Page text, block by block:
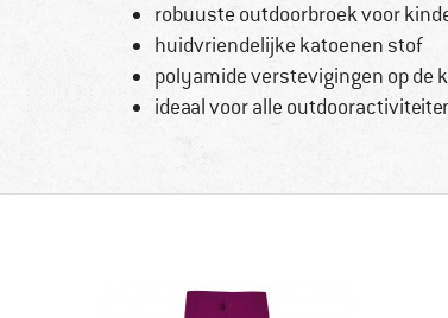
robuuste outdoorbroek voor
huidvriendelijke katoenen stof
polyamide verstevigingen op de
ideaal voor alle